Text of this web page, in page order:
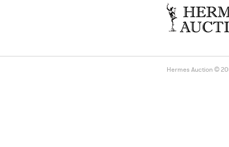
Hermes Auction ©